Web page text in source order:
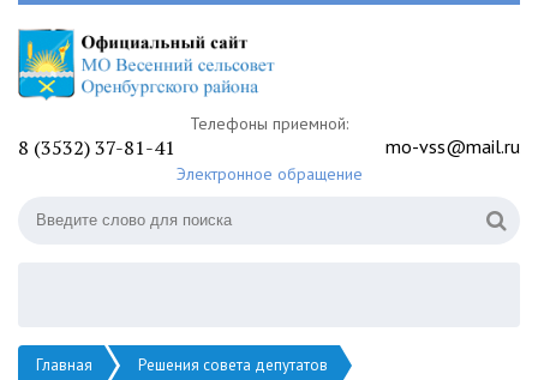
Телефоны приемной:
8 (3532) 37-81-41 mo-vss@mail.ru
Электронное обращение
Главная
Решения совета депутатов